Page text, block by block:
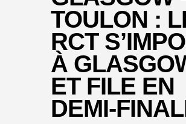
Actualités
Équipe pro
Nos équipes
Fan Zone
RCT Engagé
TOULON :
RCT
À
ET FILE EN
DEMI-